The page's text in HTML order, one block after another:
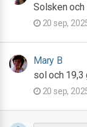
Solsken
20 sep,
Mary B
sol och 19,3
20 sep,